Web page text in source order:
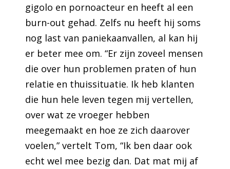
gigolo en pornoacteur en heeft al een
burn-out gehad. Zelfs nu heeft hij soms
nog last van paniekaanvallen, al kan hij
er beter mee om. “Er zijn zoveel mensen
die over hun problemen praten of hun
relatie en thuissituatie. Ik heb klanten
die hun hele leven tegen mij vertellen,
over wat ze vroeger hebben
meegemaakt en hoe ze zich daarover
voelen,” vertelt Tom, “Ik ben daar ook
echt wel mee bezig dan. Dat mat mij af